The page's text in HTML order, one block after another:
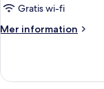
Gratis wi-fi
Mer information
Mer